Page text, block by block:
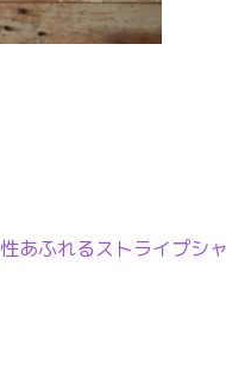
ふれるストライプシャ